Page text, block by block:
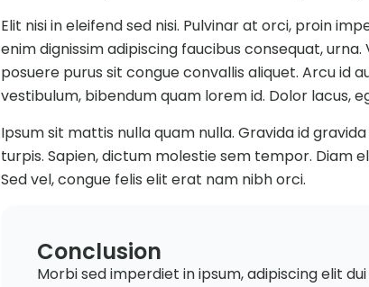
Elit nisi in eleifend sed nisi. Pulvinar at orci, proin
enim dignissim adipiscing faucibus consequat,
posuere purus sit congue convallis aliquet. Arcu id
vestibulum, bibendum quam lorem id. Dolor lacus,
Ipsum sit mattis nulla quam nulla. Gravida id
turpis. Sapien, dictum molestie sem tempor. Diam
Sed vel, congue felis elit erat nam nibh orci.
Conclusion
Morbi sed imperdiet in ipsum, adipiscing elit